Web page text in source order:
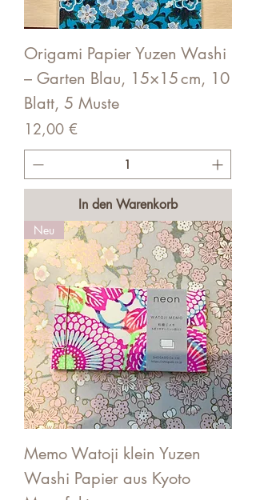
Origami Papier Yuzen Washi
– Garten Blau, 15×15 cm, 10
Blatt, 5 Muste
Preis
12,00 €
In den Warenkorb
Neu
Memo Watoji klein Yuzen
Washi Papier aus Kyoto